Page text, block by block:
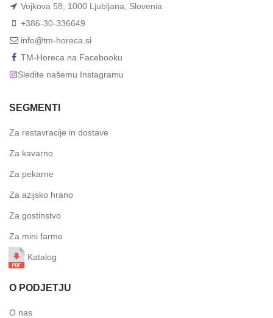
Vojkova 58, 1000 Ljubljana, Slovenia
+386-30-336649
info@tm-horeca.si
TM-Horeca na Facebooku
Sledite našemu Instagramu
SEGMENTI
Za restavracije in dostave
Za kavarno
Za pekarne
Za azijsko hrano
Za gostinstvo
Za mini farme
Katalog
O PODJETJU
O nas